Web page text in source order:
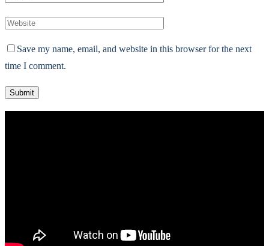
Save my name, email, and website in this browser for the next
time I comment.